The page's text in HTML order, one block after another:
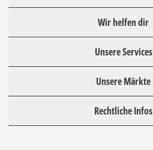
Wir helfen dir
Unsere Services
Unsere Märkte
Rechtliche Infos